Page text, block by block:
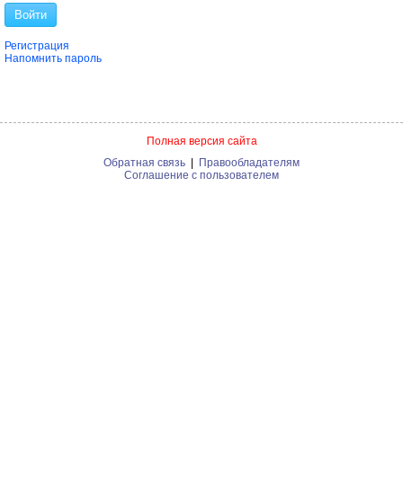
Войти
Регистрация
Напомнить пароль
Полная версия сайта
Обратная связь | Правообладателям
Соглашение с пользователем